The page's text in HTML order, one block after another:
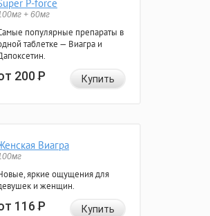
P-force
+ 60мг
популярные препараты в
таблетке — Виагра и
200Р Купить
Виагра
яркие ощущения для
и женщин.
116Р Купить